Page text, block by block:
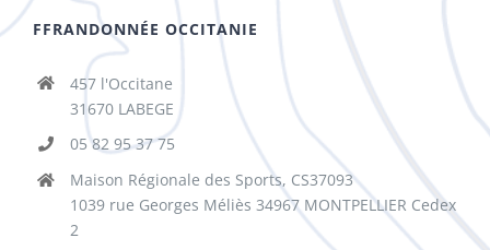
FFRANDONNÉE OCCITANIE
457 l'Occitane
31670 LABEGE
05 82 95 37 75
Maison Régionale des Sports, CS37093
1039 rue Georges Méliès 34967 MONTPELLIER Cedex
2